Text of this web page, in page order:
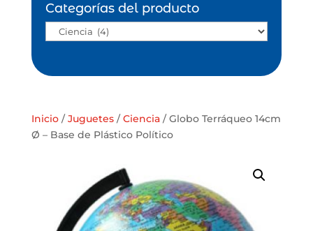
Inicio/Juguetes/Ciencia/ Globo Terráqueo 14cm
Ø – Base de Plástico Político
Categorías del producto